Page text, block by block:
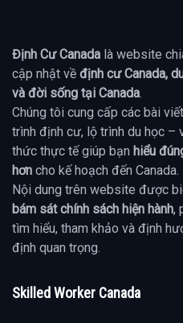
Định Cư Canada là website
cập nhật về định cư Canada,
và đời sống tại Canada
Chúng tôi cung cấp các bài
trình định cư, lộ trình du học –
thức thực tế giúp bạn hiểu
hơn cho kế hoạch đến Canada.
Nội dung trên website được
bám sát chính sách hiện hành,
tìm hiểu, tham khảo và định
định quan trọng.
Skilled Worker Canada